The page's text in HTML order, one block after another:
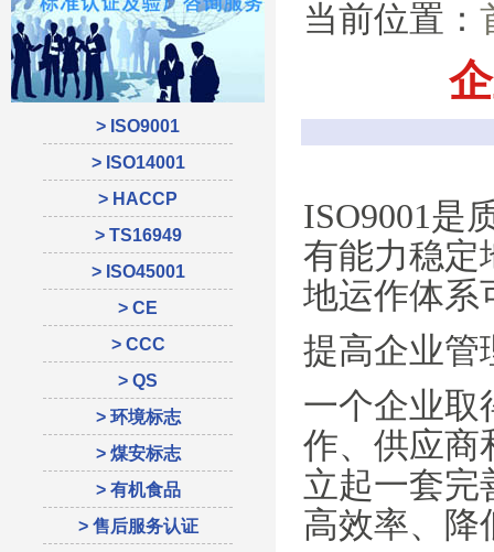
> ISO9001
> ISO14001
> HACCP
> TS16949
> ISO45001
> CE
> CCC
> QS
> 环境标志
> 煤安标志
> 有机食品
> 售后服务认证
当前位置：
ISO9001是
有能力稳定
地运作体系
提高企业管
一个企业取
作、供应商
立起一套完
高效率、降